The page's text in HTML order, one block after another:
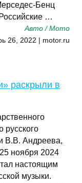
Бенц
…
Авто / Мото
26, 2022 | motor.ru
раскрыли в
русского
В.В. Андреева,
ноября 2024
настоящим
музыки.